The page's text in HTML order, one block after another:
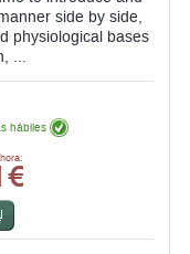
hábiles